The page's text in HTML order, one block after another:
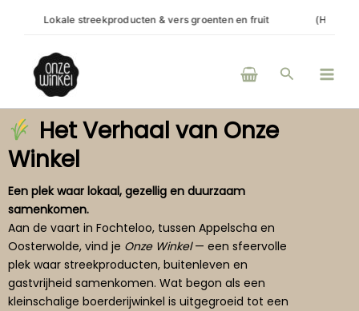
inhoud
en fruit (H)eerlijke producten van boeren en makers uit
Zoeken
Het Verhaal van Onze
Winkel
Een plek waar lokaal, gezellig en duurzaam
samenkomen.
Aan de vaart in Fochteloo, tussen Appelscha en
Oosterwolde, vind je Onze Winkel— een sfeervolle
plek waar streekproducten, buitenleven en
gastvrijheid samenkomen. Wat begon als een
kleinschalige boerderijwinkel is uitgegroeid tot een